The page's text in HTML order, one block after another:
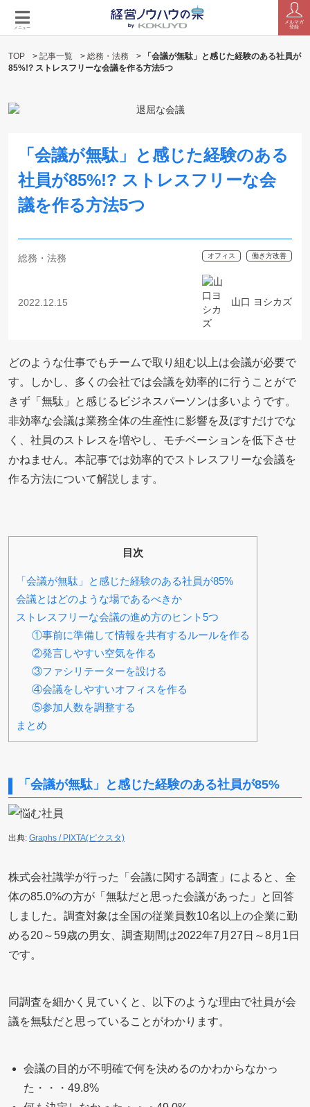
メニュー
メルマガ
登録
TOP > 記事一覧 > 総務・法務 >
「会議が無駄」と感じた経験のある社員が
85%!? ストレスフリーな会議を作る方法5つ
「会議が無駄」と感じた経験のある
社員が85%!? ストレスフリーな会
議を作る方法5つ
総務・法務 オフィス 働き方改善
2022.12.15 山口 ヨシカズ
どのような仕事でもチームで取り組む以上は会議が必要で
す。しかし、多くの会社では会議を効率的に行うことがで
きず「無駄」と感じるビジネスパーソンは多いようです。
非効率な会議は業務全体の生産性に影響を及ぼすだけでな
く、社員のストレスを増やし、モチベーションを低下させ
かねません。本記事では効率的でストレスフリーな会議を
作る方法について解説します。
目次
「会議が無駄」と感じた経験のある社員が85%
会議とはどのような場であるべきか
ストレスフリーな会議の進め方のヒント5つ
①事前に準備して情報を共有するルールを作る
②発言しやすい空気を作る
③ファシリテーターを設ける
④会議をしやすいオフィスを作る
⑤参加人数を調整する
まとめ
「会議が無駄」と感じた経験のある社員が85%
出典: Graphs / PIXTA(ピクスタ)
株式会社識学が行った「会議に関する調査」によると、全
体の85.0%の方が「無駄だと思った会議があった」と回答
しました。調査対象は全国の従業員数10名以上の企業に勤
める20～59歳の男女、調査期間は2022年7月27日～8月1日
です。
同調査を細かく見ていくと、以下のような理由で社員が会
議を無駄だと思っていることがわかります。
会議の目的が不明確で何を決めるのかわからなかっ
た・・・49.8%